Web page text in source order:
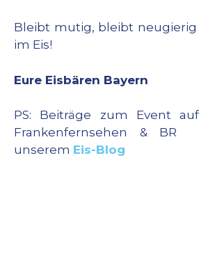
Bleibt mutig, bleibt neugierig
im Eis!
Eure Eisbären Bayern
PS: Beiträge zum Event auf
Frankenfernsehen &
unserem Eis-Blog